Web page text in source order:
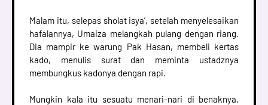
Malam itu, selepas sholat isya’, setelah menyelesaikan
hafalannya, Umaiza melangkah pulang dengan riang.
Dia mampir ke warung Pak Hasan, membeli kertas
kado, menulis surat dan meminta ustadznya
membungkus kadonya dengan rapi.
Mungkin kala itu sesuatu menari-nari di benaknya,